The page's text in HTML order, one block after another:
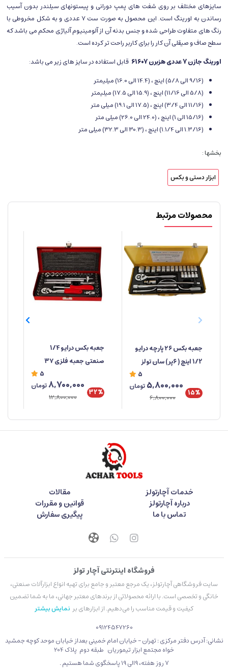
سایزهای مختلف بر روی شفت های پمپ دورانی و پیستونهای سیلندر بدون آسیب
رساندن به اورینگ است. این محصول به صورت ست 7 عددی و به شکل مخروطی با
رنگ های متفاوت طراحی شده و جنس بدنه آن از آلومینیوم آلیاژی محکم می باشد که
سطح صاف و صیقلی آن کار را برای کاربر راحت تر کرده است.
اورینگ جازن 7 عددی هزبرن 61607
قابل استفاده در سایز های زیر می باشد:
(9/16 الی 5/8) اینچ ، (14.4 الی 16.0) میلیمتر
(5/8 الی 11/16) اینچ ، (15.9 الی 17.5) میلیمتر
(11/16 الی 3/4) اینچ ، (17.5 الی 19.1) میلی متر
(15/16 الی 1) اینچ ، (24.0 الی 26.0) میلی متر
(1.3/16 الی 1.1/4) اینچ ، (30.3 الی 32.3) میلی متر
بخشها :
ابزار دستی و بکس
محصولات مرتبط
جعبه بکس ۲۶ پارچه درایو
1/2 اینچ ( ۶پر) سان تولز
5
15%
5,800,000تومان
6,800,000
جعبه‌ بکس درایو 1/4
صنعتی جعبه فلزی ۳۷
5
32%
8,700,000تومان
12,800,000
خدمات آچارتولز
مقالات
درباره آچارتولز
قوانین و مقررات
تماس با ما
پیگیری سفارش
فروشگاه اینترنتی آچار تولز
سایت فروشگاهی آچارتولز، یک مرجع معتبر و جامع برای تهیه انواع ابزارآلات صنعتی،
خانگی و تخصصی است. با ارائه محصولاتی از برندهای معتبر جهانی، ما به شما تضمین
کیفیت و قیمت مناسب را می‌دهیم. از ابزارهای بر نمایش بیشتر
09124547260
نشانی: آدرس دفتر مرکزی : تهران - خیابان امام خمینی بعداز خیابان موحد کوچه جمشید
خواه مجتمع ابزار تیموریان طبقه دوم پلاک 204
۷ روز هفته، 9الی 19 پاسخگوی شما هستیم .